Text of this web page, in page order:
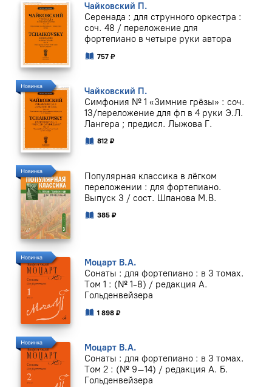
Чайковский П.
Серенада : для струнного оркестра :
соч. 48 / переложение для
фортепиано в четыре руки автора
757 ₽
Чайковский П.
Симфония № 1 «Зимние грёзы» : соч.
13/переложение для фп в 4 руки Э.Л.
Лангера ; предисл. Лыжова Г.
812 ₽
Популярная классика в лёгком
переложении : для фортепиано.
Выпуск 3 / сост. Шпанова М.В.
385 ₽
Моцарт В.А.
Сонаты : для фортепиано : в 3 томах.
Том 1 : (№ 1-8) / редакция А.
Гольденвейзера
1 898 ₽
Моцарт В.А.
Сонаты : для фортепиано : в 3 томах.
Том 2 : (№ 9–14) / редакция А. Б.
Гольденвейзера